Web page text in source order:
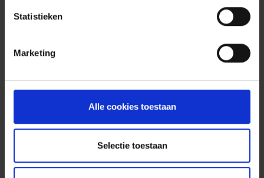
Statistieken
Marketing
Alle cookies toestaan
Selectie toestaan
dat deze uitzonderlijke tijden heel wat stress
kunnen veroorzaken. We hopen dan ook van harte
uzelf en uw dierbaren zal helpen uw mentale
veerkracht terug te winnen. Aarzel zeker ook niet
te sturen naar iedereen die wat mentale steun kan
rekenen opuw makelaar.